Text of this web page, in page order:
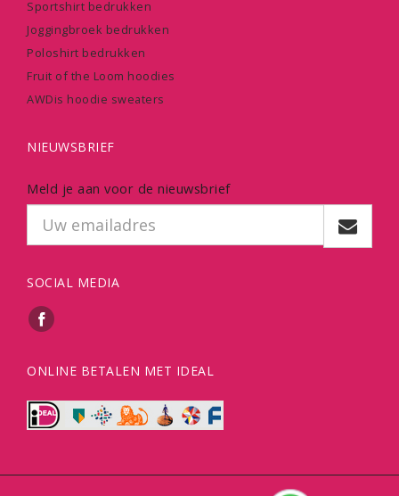
Sportshirt bedrukken
Joggingbroek bedrukken
Poloshirt bedrukken
Fruit of the Loom hoodies
AWDis hoodie sweaters
NIEUWSBRIEF
Meld je aan voor de nieuwsbrief
SOCIAL MEDIA
ONLINE BETALEN MET IDEAL